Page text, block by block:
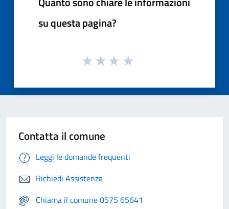
su questa pagina?
Contatta il comune
Leggi le domande frequenti
Richiedi Assistenza
Chiama il comune 0575 65641